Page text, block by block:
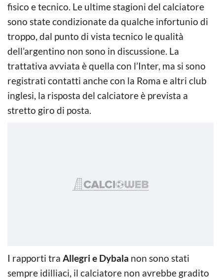
fisico e tecnico. Le ultime stagioni del calciatore
sono state condizionate da qualche infortunio di
troppo, dal punto di vista tecnico le qualità
dell’argentino non sono in discussione. La
trattativa avviata è quella con l’Inter, ma si sono
registrati contatti anche con la Roma e altri club
inglesi, la risposta del calciatore è prevista a
stretto giro di posta.
I rapporti tra Allegri e Dybala non sono stati
sempre idilliaci, il calciatore non avrebbe gradito